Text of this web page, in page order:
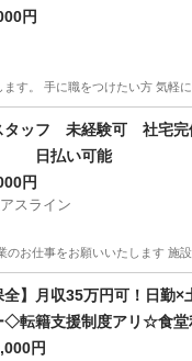
円
ます。 手に職をつけたい方 気
ゴールデンウィー
タッフ 未経験可 社宅完
払い可能
円
スライン
のお仕事をお願いいたします 施
スタッフ
全】月収35万円可！日勤×
◇転籍支援制度アリ☆食
円